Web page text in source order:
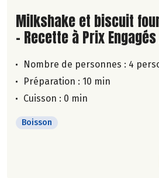
Lire la suite de la
Milkshake et biscuit
- Recette à Prix
Nombre de personnes : 4
Préparation : 10 min
Cuisson : 0 min
Boisson